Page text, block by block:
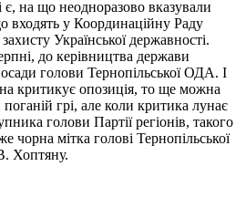
є, на що неодноразово вказували
входять у Координаційну Раду
Української державності.
до керівництва держави
голови Тернопільської ОДА. І
критикує опозиція, то ще можна
грі, але коли критика лунає
голови Партії регіонів, такого
чорна мітка голові Тернопільської
Хоптяну.